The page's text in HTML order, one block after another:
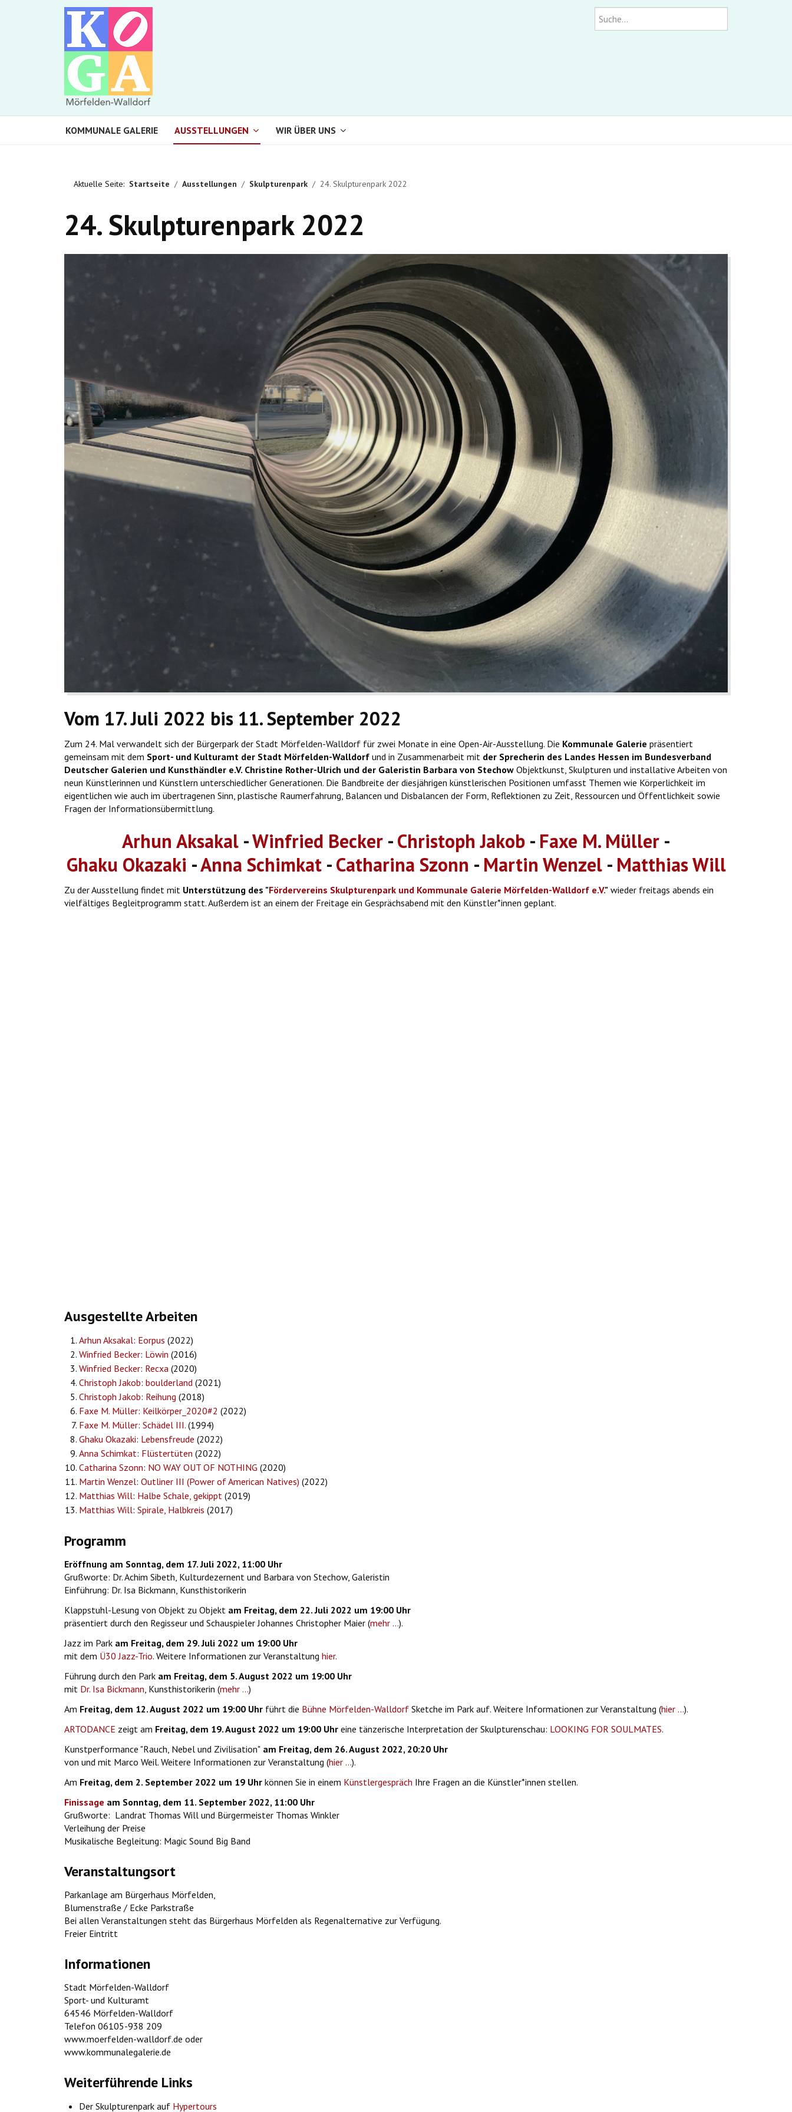
Suchen
KOMMUNALE GALERIE AUSSTELLUNGEN WIR ÜBER UNS
Aktuelle Seite: Startseite Ausstellungen Skulpturenpark 24. Skulpturenpark 2022
24. Skulpturenpark 2022
Vom 17. Juli 2022 bis 11. September 2022
Zum 24. Mal verwandelt sich der Bürgerpark der Stadt Mörfelden-Walldorf für zwei Monate in eine Open-Air-Ausstellung. Die Kommunale Galerie präsentiert
gemeinsam mit dem Sport- und Kulturamt der Stadt Mörfelden-Walldorf und in Zusammenarbeit mit der Sprecherin des Landes Hessen im Bundesverband
Deutscher Galerien und Kunsthändler e.V. Christine Rother-Ulrich und der Galeristin Barbara von Stechow Objektkunst, Skulpturen und installative Arbeiten von
neun Künstlerinnen und Künstlern unterschiedlicher Generationen. Die Bandbreite der diesjährigen künstlerischen Positionen umfasst Themen wie Körperlichkeit im
eigentlichen wie auch im übertragenen Sinn, plastische Raumerfahrung, Balancen und Disbalancen der Form, Reflektionen zu Zeit, Ressourcen und Öffentlichkeit sowie
Fragen der Informationsübermittlung.
Arhun Aksakal-Winfried Becker-Christoph Jakob- Faxe M. Müller-
Ghaku Okazaki -Anna Schimkat-Catharina Szonn - Martin Wenzel- Matthias Will
Zu der Ausstellung findet mit Unterstützung des "Fördervereins Skulpturenpark und Kommunale Galerie Mörfelden-Walldorf e.V." wieder freitags abends ein
vielfältiges Begleitprogramm statt. Außerdem ist an einem der Freitage ein Gesprächsabend mit den Künstler*innen geplant.
Ausgestellte Arbeiten
Arhun Aksakal: Eorpus (2022)
Winfried Becker: Löwin (2016)
Winfried Becker: Recxa (2020)
Christoph Jakob: boulderland (2021)
Christoph Jakob: Reihung (2018)
Faxe M. Müller: Keilkörper_2020#2 (2022)
Faxe M. Müller: Schädel III. (1994)
Ghaku Okazaki: Lebensfreude (2022)
Anna Schimkat: Flüstertüten (2022)
Catharina Szonn: NO WAY OUT OF NOTHING (2020)
Martin Wenzel: Outliner III (Power of American Natives) (2022)
Matthias Will: Halbe Schale, gekippt (2019)
Matthias Will: Spirale, Halbkreis (2017)
Programm
Eröffnung am Sonntag, dem 17. Juli 2022, 11:00 Uhr
Grußworte: Dr. Achim Sibeth, Kulturdezernent und Barbara von Stechow, Galeristin
Einführung: Dr. Isa Bickmann, Kunsthistorikerin
Klappstuhl-Lesung von Objekt zu Objekt am Freitag, dem 22. Juli 2022 um 19:00 Uhr
präsentiert durch den Regisseur und Schauspieler Johannes Christopher Maier (mehr ...).
Jazz im Park am Freitag, dem 29. Juli 2022 um 19:00 Uhr
mit dem Ü30 Jazz-Trio. Weitere Informationen zur Veranstaltung hier.
Führung durch den Park am Freitag, dem 5. August 2022 um 19:00 Uhr
mit Dr. Isa Bickmann, Kunsthistorikerin (mehr ...)
Am Freitag, dem 12. August 2022 um 19:00 Uhr führt die Bühne Mörfelden-Walldorf Sketche im Park auf. Weitere Informationen zur Veranstaltung (hier ...).
ARTODANCE zeigt am Freitag, dem 19. August 2022 um 19:00 Uhr eine tänzerische Interpretation der Skulpturenschau: LOOKING FOR SOULMATES.
Kunstperformance "Rauch, Nebel und Zivilisation" am Freitag, dem 26. August 2022, 20:20 Uhr
von und mit Marco Weil. Weitere Informationen zur Veranstaltung (hier ...).
Am Freitag, dem 2. September 2022 um 19 Uhr können Sie in einem Künstlergespräch Ihre Fragen an die Künstler*innen stellen.
Finissage am Sonntag, dem 11. September 2022, 11:00 Uhr
Grußworte: Landrat Thomas Will und Bürgermeister Thomas Winkler
Verleihung der Preise
Musikalische Begleitung: Magic Sound Big Band
Veranstaltungsort
Parkanlage am Bürgerhaus Mörfelden,
Blumenstraße / Ecke Parkstraße
Bei allen Veranstaltungen steht das Bürgerhaus Mörfelden als Regenalternative zur Verfügung.
Freier Eintritt
Informationen
Stadt Mörfelden-Walldorf
Sport- und Kulturamt
64546 Mörfelden-Walldorf
Telefon 06105-938 209
www.moerfelden-walldorf.de oder
www.kommunalegalerie.de
Weiterführende Links
Der Skulpturenpark auf Hypertours